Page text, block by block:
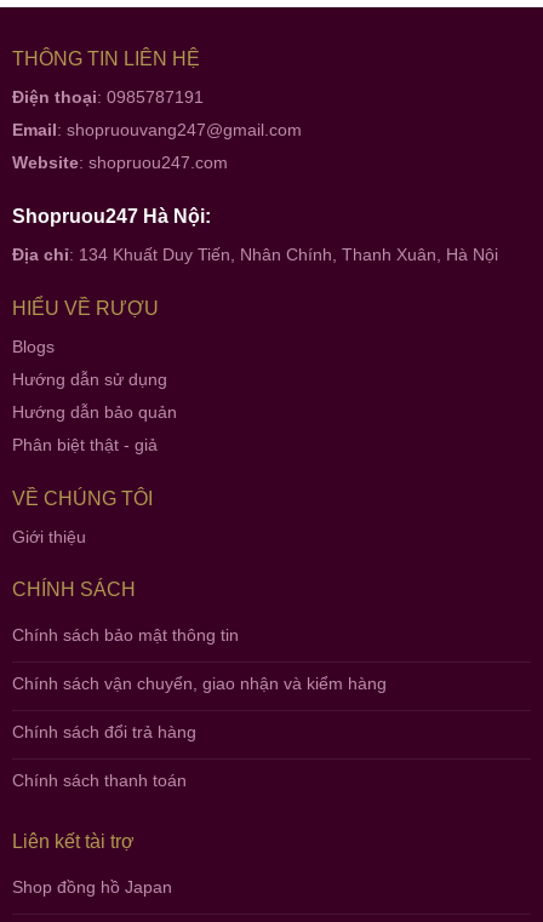
THÔNG TIN LIÊN HỆ
Điện thoại: 0985787191
Email: shopruouvang247@gmail.com
Website: shopruou247.com
Shopruou247 Hà Nội:
Địa chỉ: 134 Khuất Duy Tiến, Nhân Chính, Thanh Xuân, Hà Nội
HIỂU VỀ RƯỢU
Blogs
Hướng dẫn sử dụng
Hướng dẫn bảo quản
Phân biệt thật - giả
VỀ CHÚNG TÔI
Giới thiệu
CHÍNH SÁCH
Chính sách bảo mật thông tin
Chính sách vận chuyển, giao nhận và kiểm hàng
Chính sách đổi trả hàng
Chính sách thanh toán
Liên kết tài trợ
Shop đồng hồ Japan